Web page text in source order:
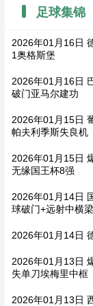
足球集锦
2026年01月16日
1奥格斯堡
2026年01月16日
破门亚马尔建功
2026年01月15日
帕夫利季斯失良机
2026年01月15日
无缘国王杯8强
2026年01月14日
球破门+远射中横梁
2026年01月14日
2026年01月13日
失单刀埃梅里中框
2026年01月13日